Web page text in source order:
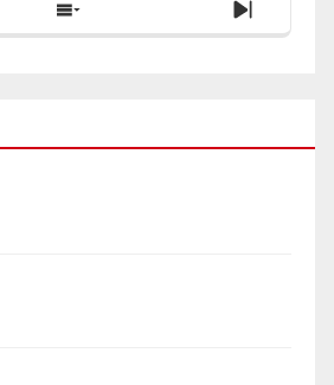
Show
Episodes
Next
Episode